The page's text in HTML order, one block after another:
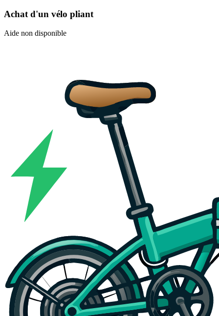
Achat d'un vélo pliant
Aide non disponible